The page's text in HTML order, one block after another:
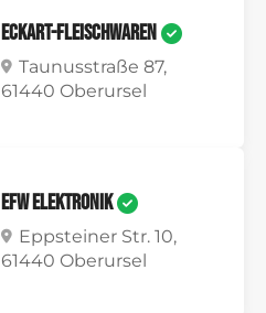
Eckart-Fleischwaren
Taunusstraße 87,
61440 Oberursel
EFW Elektronik
Eppsteiner Str. 10,
61440 Oberursel